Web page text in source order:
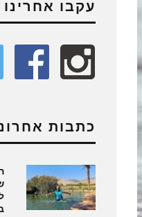
עקבו
כתבות